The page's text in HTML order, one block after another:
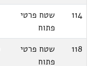
114
שטח פרטי
פתוח
118
שטח פרטי
פתוח